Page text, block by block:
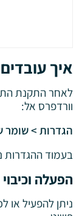
איך
לאחר התקנת
וורדפרס אל:
הגדרות > שומר
בעמוד ההגדרות
הפעלה וכיבוי
ניתן להפעיל או